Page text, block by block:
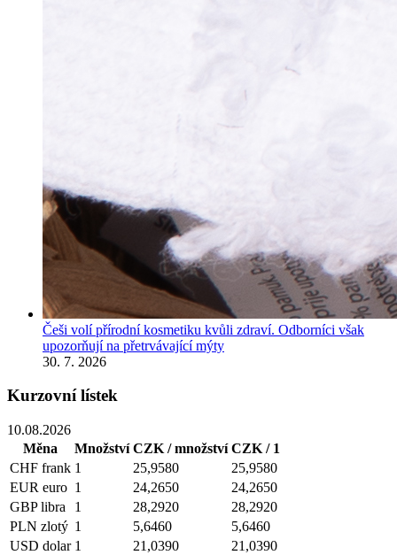
Češi volí přírodní kosmetiku kvůli zdraví. Odborníci však
upozorňují na přetrvávající mýty
30. 7. 2026
Kurzovní lístek
10.08.2026
Měna
Množství CZK / množství CZK / 1
CHF frank 1 25,9580
25,9580
EUR euro 1 24,2650
24,2650
GBP libra 1 28,2920
28,2920
PLN zlotý 1 5,6460
5,6460
USD dolar 1 21,0390
21,0390